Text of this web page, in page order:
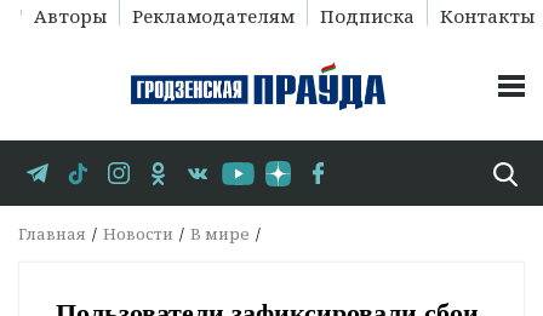
Авторы Рекламодателям Подписка Контакты
Главная Новости В мире